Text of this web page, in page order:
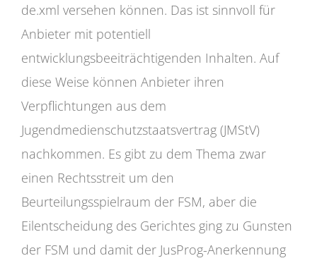
de.xml versehen können. Das ist sinnvoll für
Anbieter mit potentiell
entwicklungsbeeiträchtigenden Inhalten. Auf
diese Weise können Anbieter ihren
Verpflichtungen aus dem
Jugendmedienschutzstaatsvertrag (JMStV)
nachkommen. Es gibt zu dem Thema zwar
einen Rechtsstreit um den
Beurteilungsspielraum der FSM, aber die
Eilentscheidung des Gerichtes ging zu Gunsten
der FSM und damit der JusProg-Anerkennung